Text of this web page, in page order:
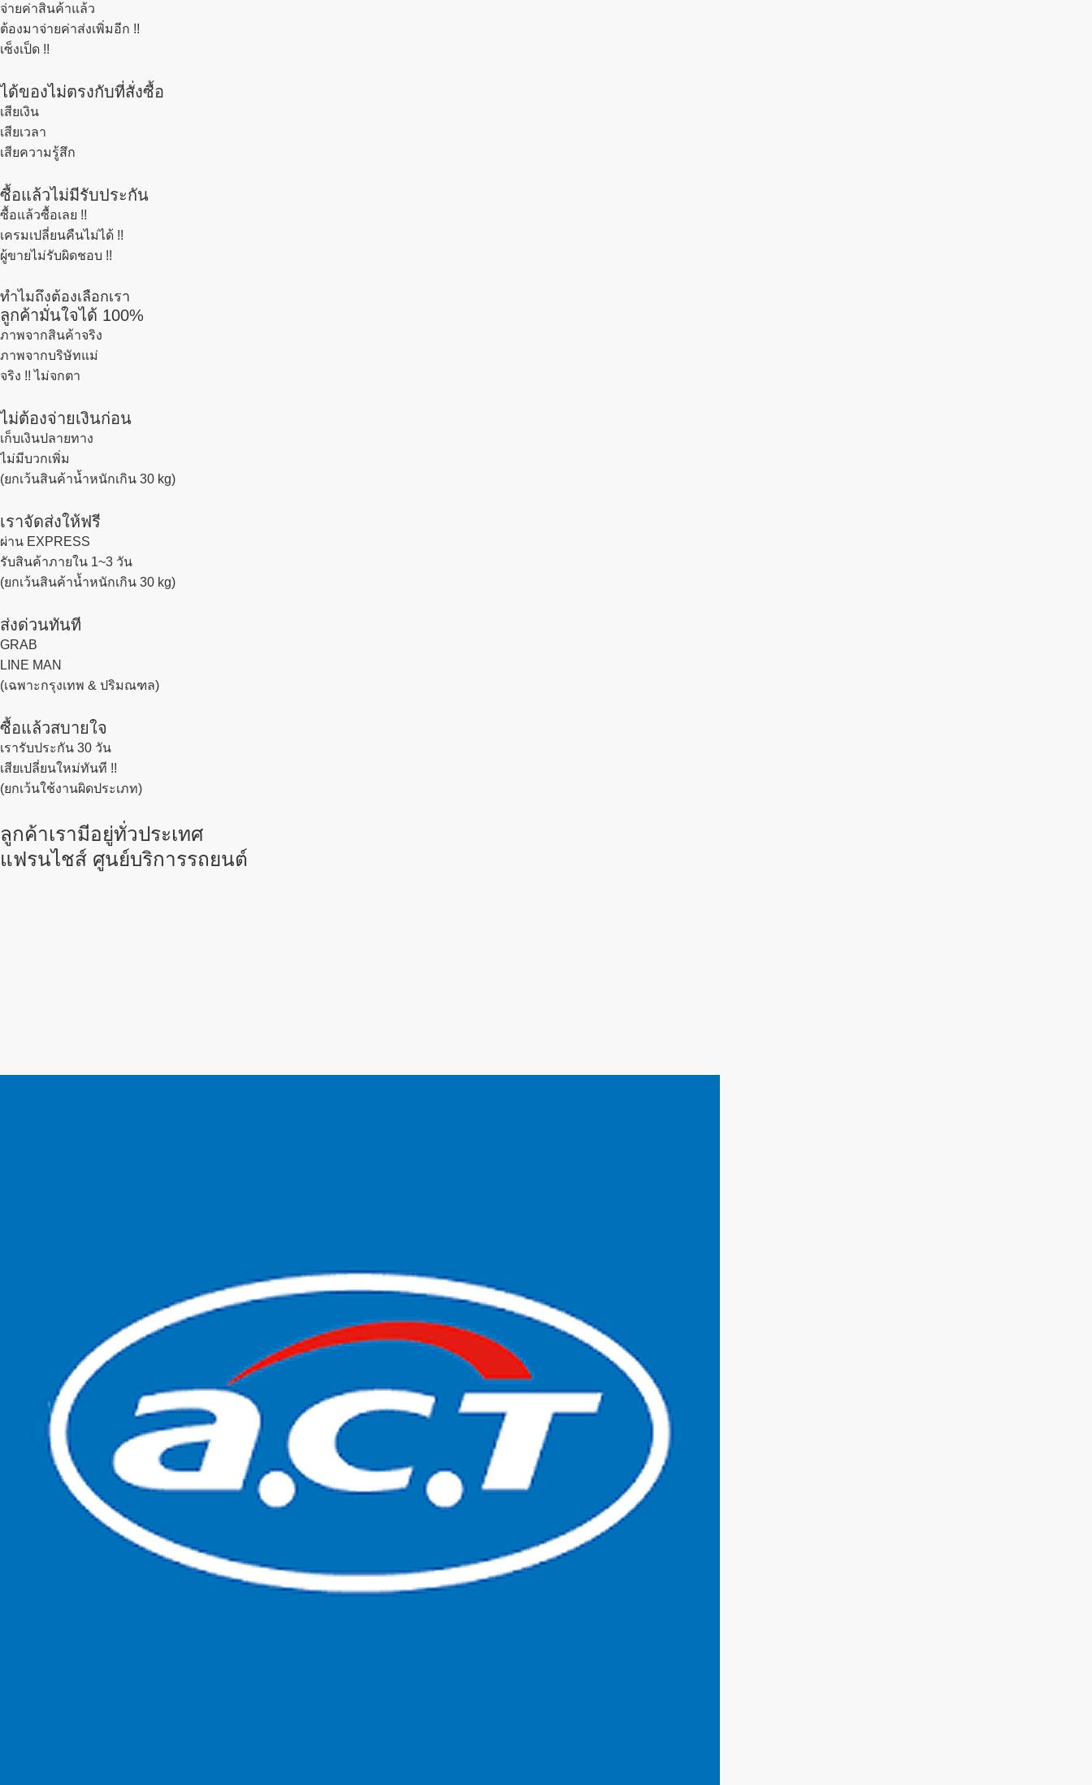
จ่ายค่าสินค้าแล้ว
ต้องมาจ่ายค่าส่งเพิ่มอีก !!
เซ็งเป็ด !!
ได้ของไม่ตรงกับที่สั่งซื้อ
เสียเงิน
เสียเวลา
เสียความรู้สึก
ซื้อแล้วไม่มีรับประกัน
ซื้อแล้วซื้อเลย !!
เครมเปลี่ยนคืนไม่ได้ !!
ผู้ขายไม่รับผิดชอบ !!
ทำไมถึงต้องเลือกเรา
ลูกค้ามั่นใจได้ 100%
ภาพจากสินค้าจริง
ภาพจากบริษัทแม่
จริง !! ไม่จกตา
ไม่ต้องจ่ายเงินก่อน
เก็บเงินปลายทาง
ไม่มีบวกเพิ่ม
(ยกเว้นสินค้าน้ำหนักเกิน 30 kg)
เราจัดส่งให้ฟรี
ผ่าน EXPRESS
รับสินค้าภายใน 1~3 วัน
(ยกเว้นสินค้าน้ำหนักเกิน 30 kg)
ส่งด่วนทันที
GRAB
LINE MAN
(เฉพาะกรุงเทพ & ปริมณฑล)
ซื้อแล้วสบายใจ
เรารับประกัน 30 วัน
เสียเปลี่ยนใหม่ทันที !!
(ยกเว้นใช้งานผิดประเภท)
ลูกค้าเรามีอยู่ทั่วประเทศ
แฟรนไชส์ ศูนย์บริการรถยนต์